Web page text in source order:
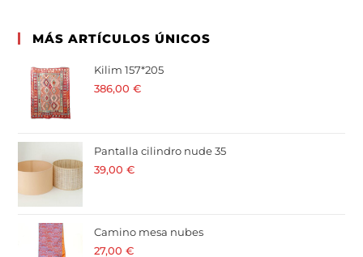
MÁS ARTÍCULOS ÚNICOS
Kilim 157*205
386,00€
Pantalla cilindro nude 35
39,00€
Camino mesa nubes
27,00€